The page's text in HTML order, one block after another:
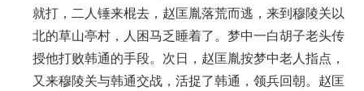
就打，二人锤来棍去，赵匡胤落荒而逃，来到穆陵关以
北的草山亭村，人困马乏睡着了。梦中一白胡子老头传
授他打败韩通的手段。次日，赵匡胤按梦中老人指点，
又来穆陵关与韩通交战，活捉了韩通，领兵回朝。赵匡